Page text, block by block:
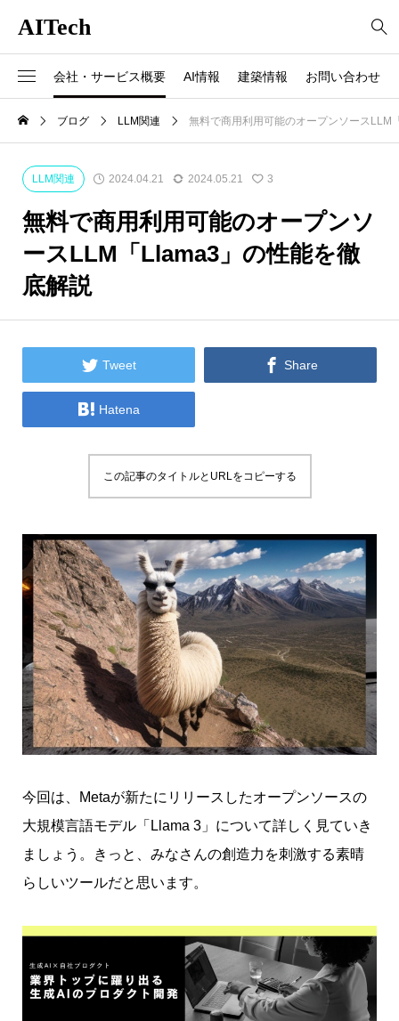
AITech
会社・サービス概要 AI情報 建築情報 お問い合わせ
ブログ LLM関連 無料で商用利用可能のオープンソースLLM
LLM関連 2024.04.21 2024.05.21 3
無料で商用利用可能のオープンソ
ースLLM「Llama3」の性能を徹
底解説
 Tweet  Share
 Hatena
この記事のタイトルとURLをコピーする
今回は、Metaが新たにリリースしたオープンソースの
大規模言語モデル「Llama 3」について詳しく見ていき
ましょう。きっと、みなさんの創造力を刺激する素晴
らしいツールだと思います。